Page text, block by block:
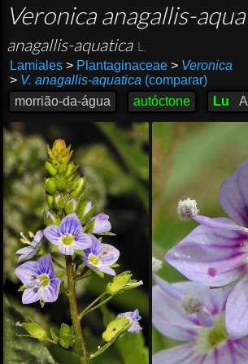
Veronica anagallis-
anagallis-aquatica
Lamiales >Plantaginaceae > Veronica
> V. anagallis-aquatica (comparar)
morrião-da-água
autóctone Lu